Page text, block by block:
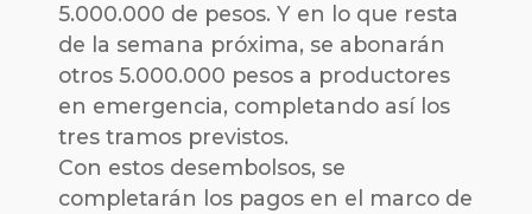
5.000.000 de pesos. Y en lo que resta
de la semana próxima, se abonarán
otros 5.000.000 pesos a productores
en emergencia, completando así los
tres tramos previstos.
Con estos desembolsos, se
completarán los pagos en el marco de